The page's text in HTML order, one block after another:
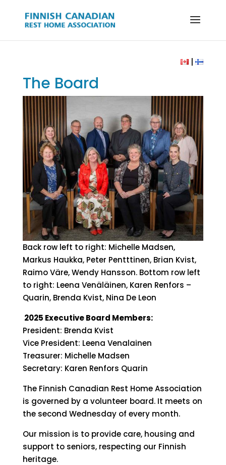
|
The Board
Back row left to right: Michelle Madsen,
Markus Haukka, Peter Pentttinen, Brian Kvist,
Raimo Väre, Wendy Hansson. Bottom row left
to right: Leena Venäläinen, Karen Renfors –
Quarin, Brenda Kvist, Nina De Leon
2025 Executive Board Members:
President: Brenda Kvist
Vice President: Leena Venalainen
Treasurer: Michelle Madsen
Secretary: Karen Renfors Quarin
The Finnish Canadian Rest Home Association
is governed by a volunteer board. It meets on
the second Wednesday of every month.
Our mission is to provide care, housing and
support to seniors, respecting our Finnish
heritage.